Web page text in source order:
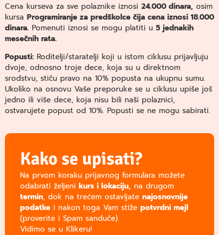
Cena kurseva za sve polaznike iznosi 24.000 dinara, osim
kursa Programiranje za predškolce čija cena iznosi 18.000
dinara. Pomenuti iznosi se mogu platiti u 5 jednakih
mesečnih rata.
Popusti: Roditelji/staratelji koji u istom ciklusu prijavljuju
dvoje, odnosno troje dece, koja su u direktnom
srodstvu, stiču pravo na 10% popusta na ukupnu sumu.
Ukoliko na osnovu Vaše preporuke se u ciklusu upiše još
jedno ili više dece, koja nisu bili naši polaznici,
ostvarujete popust od 10%. Popusti se ne mogu sabirati.
Kako se upisati?
Na prvom koraku prijavnog formulara možete
odabrati željeni kurs i lokaciju, na drugom
termin, dok na trećem ostavljate najosnovnije
podatke i nakon toga Vam stiže potvrdni mejl
(proverite i Spam sanduče).
Vidimo se u Klikeru!